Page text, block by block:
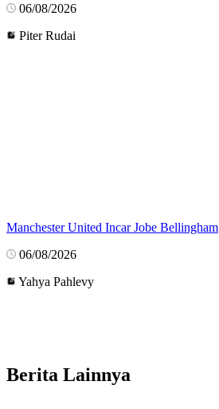
06/08/2026
Piter Rudai
Manchester United Incar Jobe Bellingham
06/08/2026
Yahya Pahlevy
Berita Lainnya